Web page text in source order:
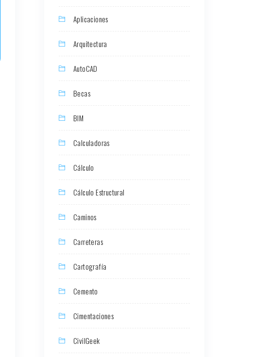
Aplicaciones
Arquitectura
AutoCAD
Becas
BIM
Calculadoras
Cálculo
Cálculo Estructural
Caminos
Carreteras
Cartografía
Cemento
Cimentaciones
CivilGeek